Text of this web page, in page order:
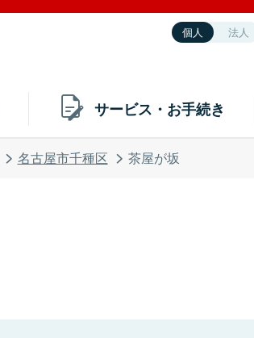
個人 法人
サービス・お手続き
名古屋市千種区 茶屋が坂